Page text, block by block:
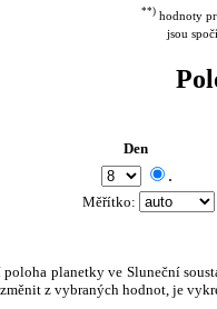
**) hodnoty
jsou
Den
.
Měřítko:
planetky ve Sluneční
z vybraných hodnot, je